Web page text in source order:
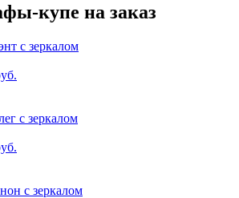
купе на заказ
с зеркалом
с зеркалом
с зеркалом